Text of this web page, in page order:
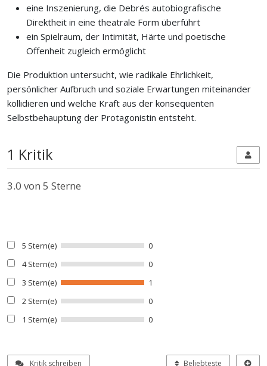
eine Inszenierung, die Debrés autobiografische
Direktheit in eine theatrale Form überführt
ein Spielraum, der Intimität, Härte und poetische
Offenheit zugleich ermöglicht
Die Produktion untersucht, wie radikale Ehrlichkeit,
persönlicher Aufbruch und soziale Erwartungen miteinander
kollidieren und welche Kraft aus der konsequenten
Selbstbehauptung der Protagonistin entsteht.
1 Kritik
3.0 von 5 Sterne
5 Stern(e)
0
4 Stern(e)
0
3 Stern(e)
1
2 Stern(e)
0
1 Stern(e)
0
Kritik schreiben Beliebteste